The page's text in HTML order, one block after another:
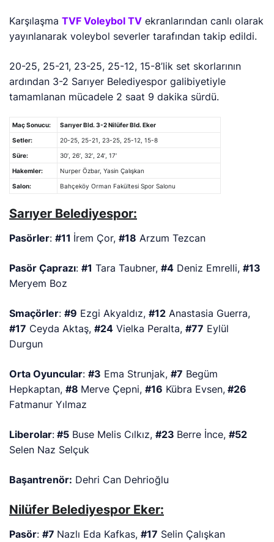
KarşılaşmaTVF Voleybol TV ekranlarından canlı olarak
yayınlanarak voleybol severler tarafından takip edildi.
20-25, 25-21, 23-25, 25-12, 15-8’lik set skorlarının
ardından 3-2 Sarıyer Belediyespor galibiyetiyle
tamamlanan mücadele 2 saat 9 dakika sürdü.
Maç Sonucu: Sarıyer Bld. 3-2 Nilüfer Bld. Eker
Setler: 20-25, 25-21, 23-25, 25-12, 15-8
Süre: 30′, 26′, 32′, 24′, 17′
Hakemler: Nurper Özbar, Yasin Çalışkan
Salon: Bahçeköy Orman Fakültesi Spor Salonu
Sarıyer Belediyespor:
Pasörler:#11 İrem Çor,#18 Arzum Tezcan
Pasör Çaprazı:#1 Tara Taubner,#4 Deniz Emrelli,#13
Meryem Boz
Smaçörler:#9 Ezgi Akyaldız,#12 Anastasia Guerra,
#17 Ceyda Aktaş,#24 Vielka Peralta,#77 Eylül
Durgun
Orta Oyuncular:#3 Ema Strunjak,#7 Begüm
Hepkaptan,#8 Merve Çepni,#16 Kübra Evsen, #26
Fatmanur Yılmaz
Liberolar: #5 Buse Melis Cılkız,#23 Berre İnce,#52
Selen Naz Selçuk
Başantrenör: Dehri Can Dehrioğlu
Nilüfer Belediyespor Eker:
Pasör:#7 Nazlı Eda Kafkas,#17 Selin Çalışkan